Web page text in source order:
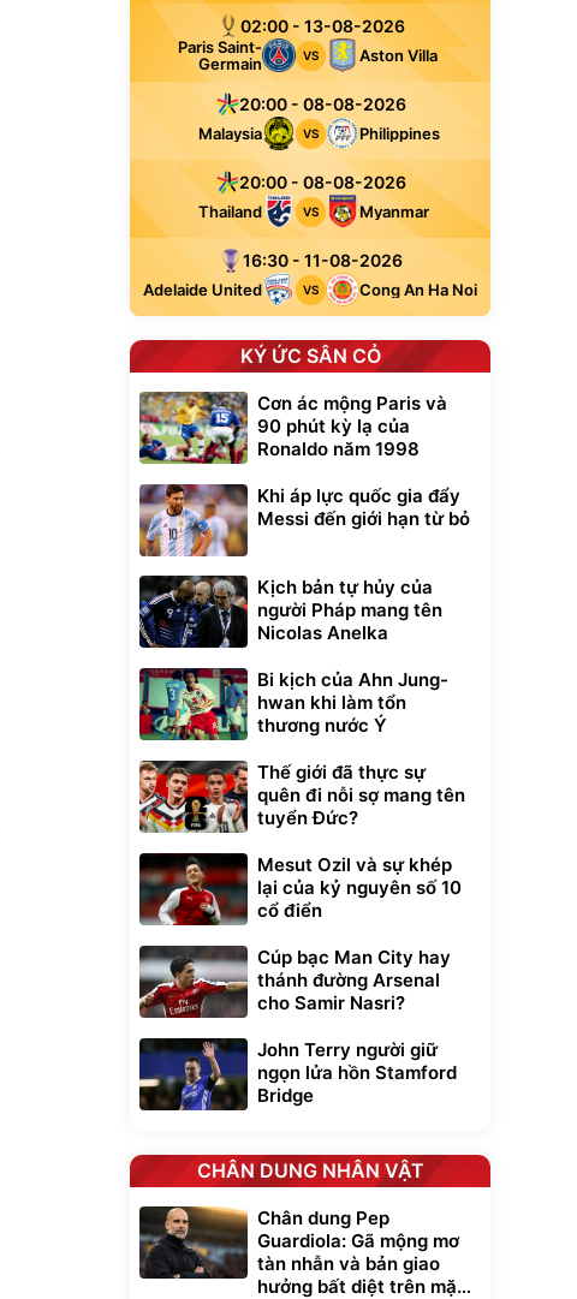
02:00 - 13-08-2026
Paris Saint-
Germain
VS Aston Villa
20:00 - 08-08-2026
Malaysia VS Philippines
20:00 - 08-08-2026
Thailand VS Myanmar
16:30 - 11-08-2026
Adelaide United VS Cong An Ha Noi
KÝ ỨC SÂN CỎ
Cơn ác mộng Paris và
90 phút kỳ lạ của
Ronaldo năm 1998
Khi áp lực quốc gia đẩy
Messi đến giới hạn từ bỏ
Kịch bản tự hủy của
người Pháp mang tên
Nicolas Anelka
Bi kịch của Ahn Jung-
hwan khi làm tổn
thương nước Ý
Thế giới đã thực sự
quên đi nỗi sợ mang tên
tuyển Đức?
Mesut Ozil và sự khép
lại của kỷ nguyên số 10
cổ điển
Cúp bạc Man City hay
thánh đường Arsenal
cho Samir Nasri?
John Terry người giữ
ngọn lửa hồn Stamford
Bridge
CHÂN DUNG NHÂN VẬT
Chân dung Pep
Guardiola: Gã mộng mơ
tàn nhẫn và bản giao
hưởng bất diệt trên mặt